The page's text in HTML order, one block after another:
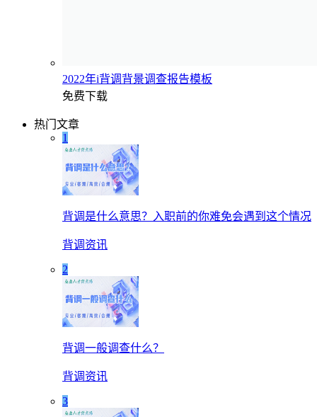
2022年i背调背景调查报告模板
免费下载
热门文章
1
背调是什么意思？入职前的你难免会遇到这个情况
背调资讯
2
背调一般调查什么？
背调资讯
3